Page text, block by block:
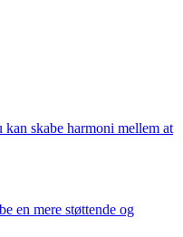
skabe harmoni mellem at
en mere støttende og